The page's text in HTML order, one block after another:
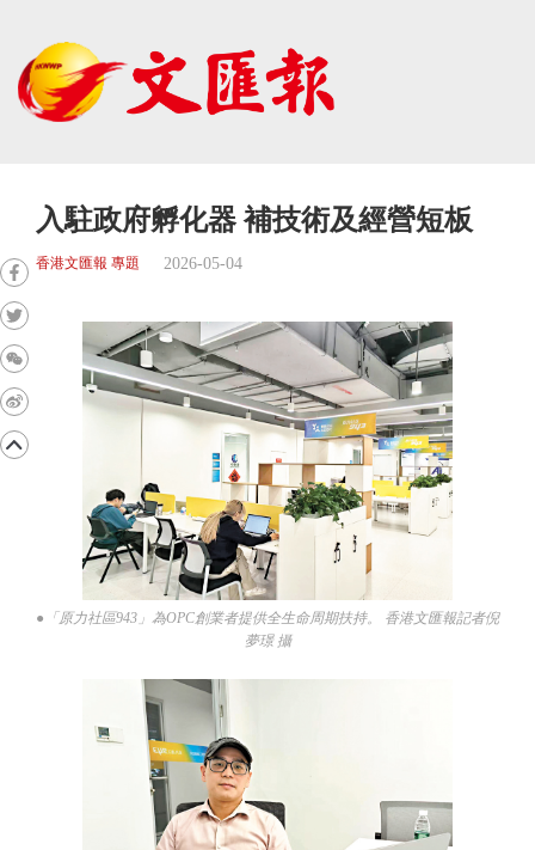
入駐政府孵化器 補技術及經營短板
香港文匯報 專題 2026-05-04
●「原力社區943」為OPC創業者提供全生命周期扶持。 香港文匯報記者倪
夢璟 攝